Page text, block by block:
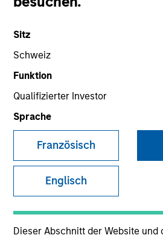
Sitz
Schweiz
Funktion
Qualifizierter Investor
Sprache
Französisch
Englisch
Dieser Abschnitt der Website und
Kontakt